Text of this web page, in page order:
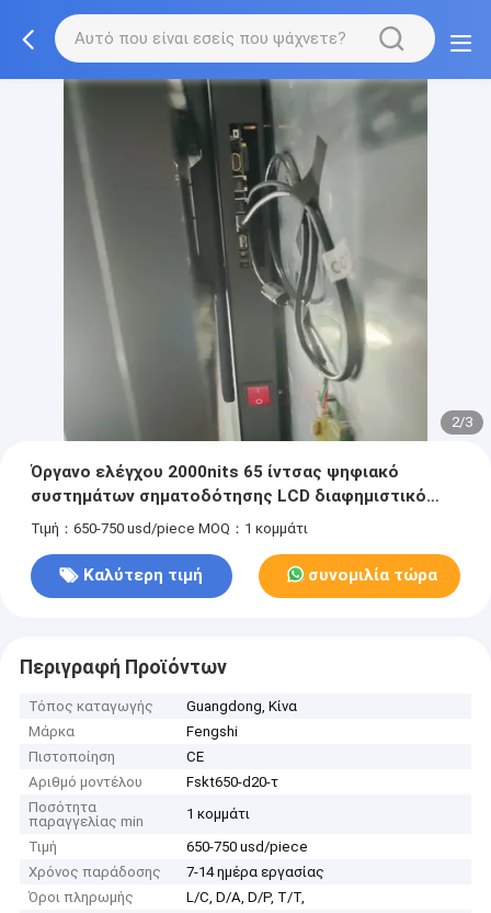
2/3
Όργανο ελέγχου 2000nits 65 ίντσας ψηφιακό
συστημάτων σηματοδότησης LCD διαφημιστικό
αγγελιών επίδειξης δημόσιο
Τιμή：650-750 usd/piece MOQ：1 κομμάτι
Καλύτερη τιμή συνομιλία τώρα
Περιγραφή Προϊόντων
Τόπος καταγωγής
Guangdong, Κίνα
Μάρκα
Fengshi
Πιστοποίηση
CE
Αριθμό μοντέλου
Fskt650-d20-τ
Ποσότητα
παραγγελίας min
1 κομμάτι
Τιμή
650-750 usd/piece
Χρόνος παράδοσης
7-14 ημέρα εργασίας
Όροι πληρωμής
L/C, D/A, D/P, T/T,